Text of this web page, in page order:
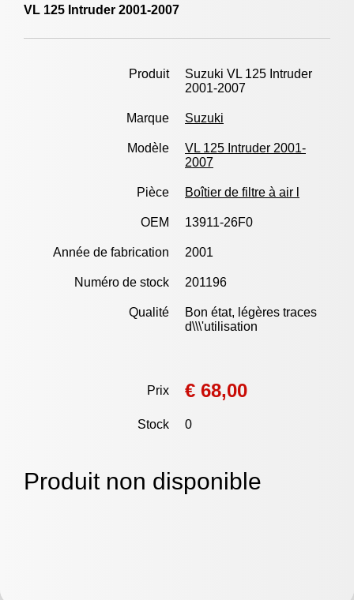
VL 125 Intruder 2001-2007
Produit
Suzuki VL 125 Intruder
2001-2007
Marque Suzuki
Modèle
VL 125 Intruder 2001-
2007
Pièce Boîtier de filtre à air l
OEM 13911-26F0
Année de fabrication 2001
Numéro de stock 201196
Qualité
Bon état, légères traces
d\\\'utilisation
Prix € 68,00
Stock 0
Produit non disponible